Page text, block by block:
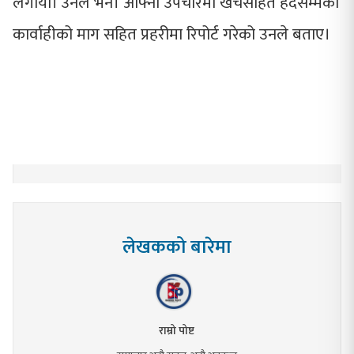
कार्वाहीको माग सहित प्रहरीमा रिपोर्ट गरेको उनले बताए।
लेखकको बारेमा
राम्रो पोष्ट